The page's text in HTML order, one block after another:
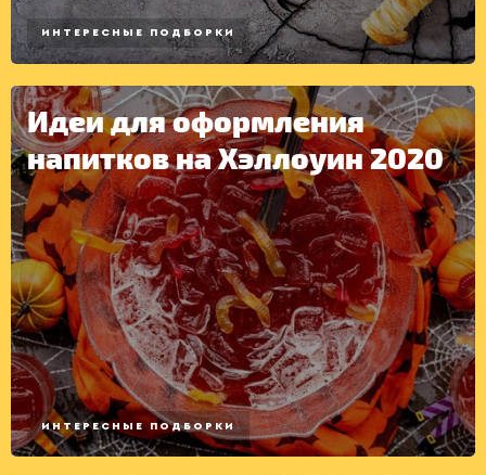
ДЕСЕРТЫ
ИНТЕРЕСНЫЕ ПОДБОРКИ
Идеи для оформления
напитков на Хэллоуин 2020
ИНТЕРЕСНЫЕ ПОДБОРКИ